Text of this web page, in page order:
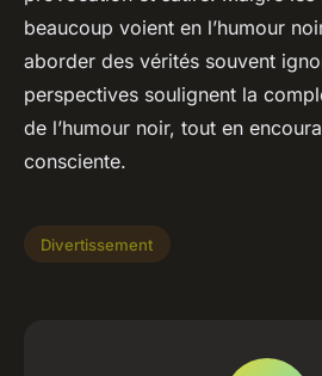
beaucoup voient en l’humour
aborder des vérités souvent
perspectives soulignent la
de l’humour noir, tout en
consciente.
Divertissement